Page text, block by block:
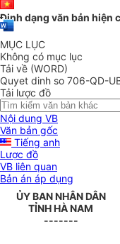
Định dạng văn bản hiện
MỤC LỤC
Không có mục lục
Tải về (WORD)
Quyet dinh so 706-QD-
Tải lược đồ
Nội dung VB
Văn bản gốc
Tiếng anh
Lược đồ
VB liên quan
Bản án áp dụng
ỦY BANNHÂN DÂN
TỈNH HÀ NAM
-------